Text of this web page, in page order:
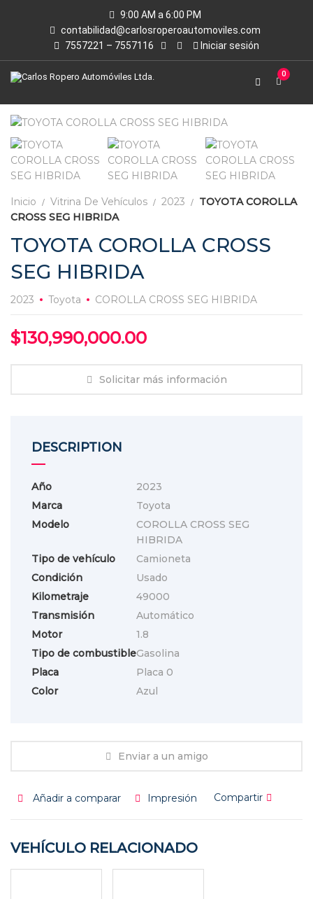
9:00 AM a 6:00 PM
contabilidad@carlosroperoautomoviles.com
7557221 – 7557116
Iniciar sesión
0
Inicio Vitrina De Vehículos 2023
TOYOTA COROLLA
CROSS SEG HIBRIDA
TOYOTA COROLLA CROSS
SEG HIBRIDA
2023 Toyota COROLLA CROSS SEG HIBRIDA
$130,990,000.00
Solicitar más información
DESCRIPTION
Año
2023
Marca
Toyota
Modelo
COROLLA CROSS SEG
HIBRIDA
Tipo de vehículo
Camioneta
Condición
Usado
Kilometraje
49000
Transmisión
Automático
Motor
1.8
Tipo de combustibleGasolina
Placa
Placa 0
Color
Azul
Enviar a un amigo
Añadir a comparar Impresión Compartir
VEHÍCULO RELACIONADO